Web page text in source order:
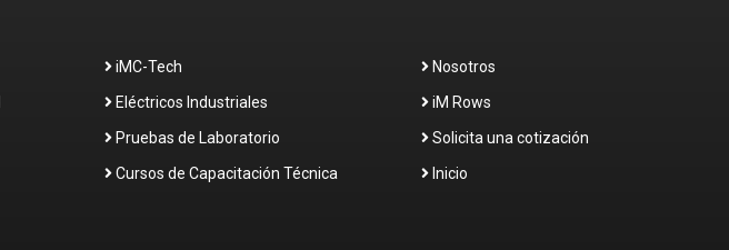
iMC-Tech
Eléctricos Industriales
Pruebas de Laboratorio
Cursos de Capacitación Técnica
Nosotros
iM Rows
Solicita una cotización
Inicio